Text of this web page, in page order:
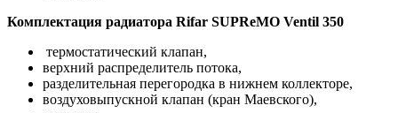
Комплектация радиатора Rifar SUPReMO Ventil 350
термостатический клапан,
верхний распределитель потока,
разделительная перегородка в нижнем коллекторе,
воздуховыпускной клапан (кран Маевского),